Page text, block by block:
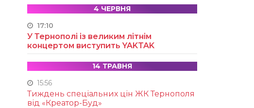
4 ЧЕРВНЯ
17:10
У Тернополі із великим літнім
концертом виступить YAKTAK
14 ТРАВНЯ
15:56
Тиждень спеціальних цін ЖК Тернополя
від «Креатор-Буд»